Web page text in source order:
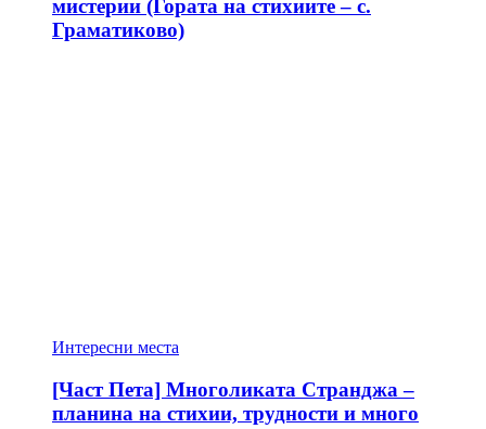
мистерии (Гората на стихиите – с.
Граматиково)
Интересни места
[Част Пета] Многоликата Странджа –
планина на стихии, трудности и много